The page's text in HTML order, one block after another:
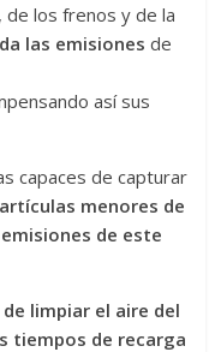
los frenos y de la
las emisiones de
así sus
capaces de capturar
menores de
de este
de limpiar el aire del
tiempos de recarga